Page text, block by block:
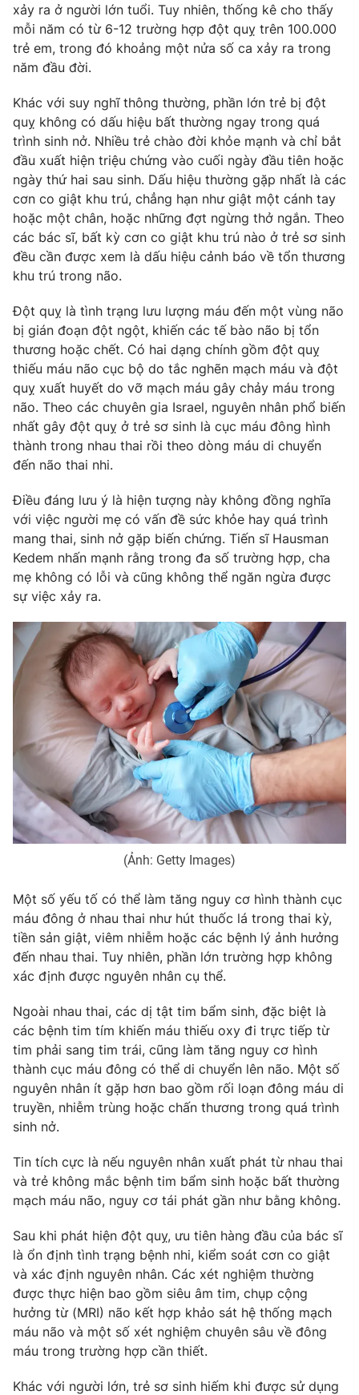
Video Shorts video
VTV Money
VTV Sức khoẻ Bất động sản
Thị trường 24h Tấm lòng Việt
VTV4 Vươn mình bằng AI
VTV9 VTV8
Liên hệ tòa soạn English
THỜI BÁO VTV
Theo dõi báo trên
Cơ quan báo chí: Thời báo VTV
Giấy phép hoạt động báo in và báo điện tử số 483/GP-BTTTT
cấp ngày 29/12/2023
Tổng Biên tập: Vũ Thanh Thủy
Phó Tổng Biên tập:
Tổng đài VTV:024.38 355 931 - 024.38 355 932
Ðiện thoại Thời báo VTV:024.66 897 897
Email:
toasoan@vtv.vn
Liên hệ quảng cáo:024-7300.7108
® Cấm sao chép dưới mọi hình thức nếu không có sự chấp
thuận bằng văn bản. Ghi rõ nguồn VTV.vn khi phát hành lại
thông tin từ website này.
xảy ra ở người lớn tuổi. Tuy nhiên, thống kê cho thấy
mỗi năm có từ 6-12 trường hợp đột quỵ trên 100.000
trẻ em, trong đó khoảng một nửa số ca xảy ra trong
năm đầu đời.
Khác với suy nghĩ thông thường, phần lớn trẻ bị đột
quỵ không có dấu hiệu bất thường ngay trong quá
trình sinh nở. Nhiều trẻ chào đời khỏe mạnh và chỉ bắt
đầu xuất hiện triệu chứng vào cuối ngày đầu tiên hoặc
ngày thứ hai sau sinh. Dấu hiệu thường gặp nhất là các
cơn co giật khu trú, chẳng hạn như giật một cánh tay
hoặc một chân, hoặc những đợt ngừng thở ngắn. Theo
các bác sĩ, bất kỳ cơn co giật khu trú nào ở trẻ sơ sinh
đều cần được xem là dấu hiệu cảnh báo về tổn thương
khu trú trong não.
Đột quỵ là tình trạng lưu lượng máu đến một vùng não
bị gián đoạn đột ngột, khiến các tế bào não bị tổn
thương hoặc chết. Có hai dạng chính gồm đột quỵ
thiếu máu não cục bộ do tắc nghẽn mạch máu và đột
quỵ xuất huyết do vỡ mạch máu gây chảy máu trong
não. Theo các chuyên gia Israel, nguyên nhân phổ biến
nhất gây đột quỵ ở trẻ sơ sinh là cục máu đông hình
thành trong nhau thai rồi theo dòng máu di chuyển
đến não thai nhi.
Điều đáng lưu ý là hiện tượng này không đồng nghĩa
với việc người mẹ có vấn đề sức khỏe hay quá trình
mang thai, sinh nở gặp biến chứng. Tiến sĩ Hausman
Kedem nhấn mạnh rằng trong đa số trường hợp, cha
mẹ không có lỗi và cũng không thể ngăn ngừa được
sự việc xảy ra.
(Ảnh: Getty Images)
Một số yếu tố có thể làm tăng nguy cơ hình thành cục
máu đông ở nhau thai như hút thuốc lá trong thai kỳ,
tiền sản giật, viêm nhiễm hoặc các bệnh lý ảnh hưởng
đến nhau thai. Tuy nhiên, phần lớn trường hợp không
xác định được nguyên nhân cụ thể.
Ngoài nhau thai, các dị tật tim bẩm sinh, đặc biệt là
các bệnh tim tím khiến máu thiếu oxy đi trực tiếp từ
tim phải sang tim trái, cũng làm tăng nguy cơ hình
thành cục máu đông có thể di chuyển lên não. Một số
nguyên nhân ít gặp hơn bao gồm rối loạn đông máu di
truyền, nhiễm trùng hoặc chấn thương trong quá trình
sinh nở.
Tin tích cực là nếu nguyên nhân xuất phát từ nhau thai
và trẻ không mắc bệnh tim bẩm sinh hoặc bất thường
mạch máu não, nguy cơ tái phát gần như bằng không.
Sau khi phát hiện đột quỵ, ưu tiên hàng đầu của bác sĩ
là ổn định tình trạng bệnh nhi, kiểm soát cơn co giật
và xác định nguyên nhân. Các xét nghiệm thường
được thực hiện bao gồm siêu âm tim, chụp cộng
hưởng từ (MRI) não kết hợp khảo sát hệ thống mạch
máu não và một số xét nghiệm chuyên sâu về đông
máu trong trường hợp cần thiết.
Khác với người lớn, trẻ sơ sinh hiếm khi được sử dụng